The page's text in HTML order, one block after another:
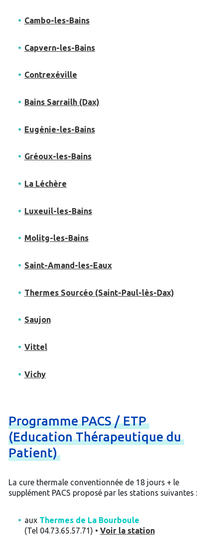
Cambo-les-Bains
Capvern-les-Bains
Contrexéville
Bains Sarrailh (Dax)
Eugénie-les-Bains
Gréoux-les-Bains
La Léchère
Luxeuil-les-Bains
Molitg-les-Bains
Saint-Amand-les-Eaux
Thermes Sourcéo (Saint-Paul-lès-Dax)
Saujon
Vittel
Vichy
ProgrammePACS/ETP
(EducationThérapeutiquedu
Patient)
La cure thermale conventionnée de 18 jours + le
supplément PACS proposé par les stations suivantes :
aux Thermes de La Bourboule
(Tel 04.73.65.57.71) • Voir la station